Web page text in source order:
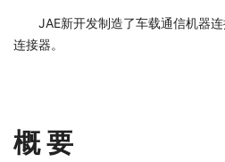
JAE新开发制造了车载通信机器连
连接器。
概 要